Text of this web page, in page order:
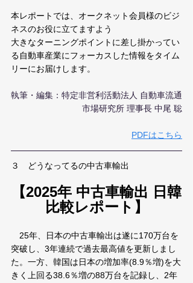
本レポートでは、オークネット会員様のビジ
ネスのお役に立てますよう
大きなターニングポイントに差し掛かってい
る自動車産業にフォーカスした情報をタイム
リーにお届けします。
執筆・編集：特定非営利活動法人 自動車流通
市場研究所 理事長 中尾 聡
PDFはこちら
３　どうなってるの中古車輸出
【2025年 中古車輸出 日韓
比較レポート】
25年、日本の中古車輸出は遂に170万台を
突破し、3年連続で過去最高値を更新しまし
た。一方、韓国は日本の増加率(8.9％増)を大
きく上回る38.6％増の88万台を記録し、2年